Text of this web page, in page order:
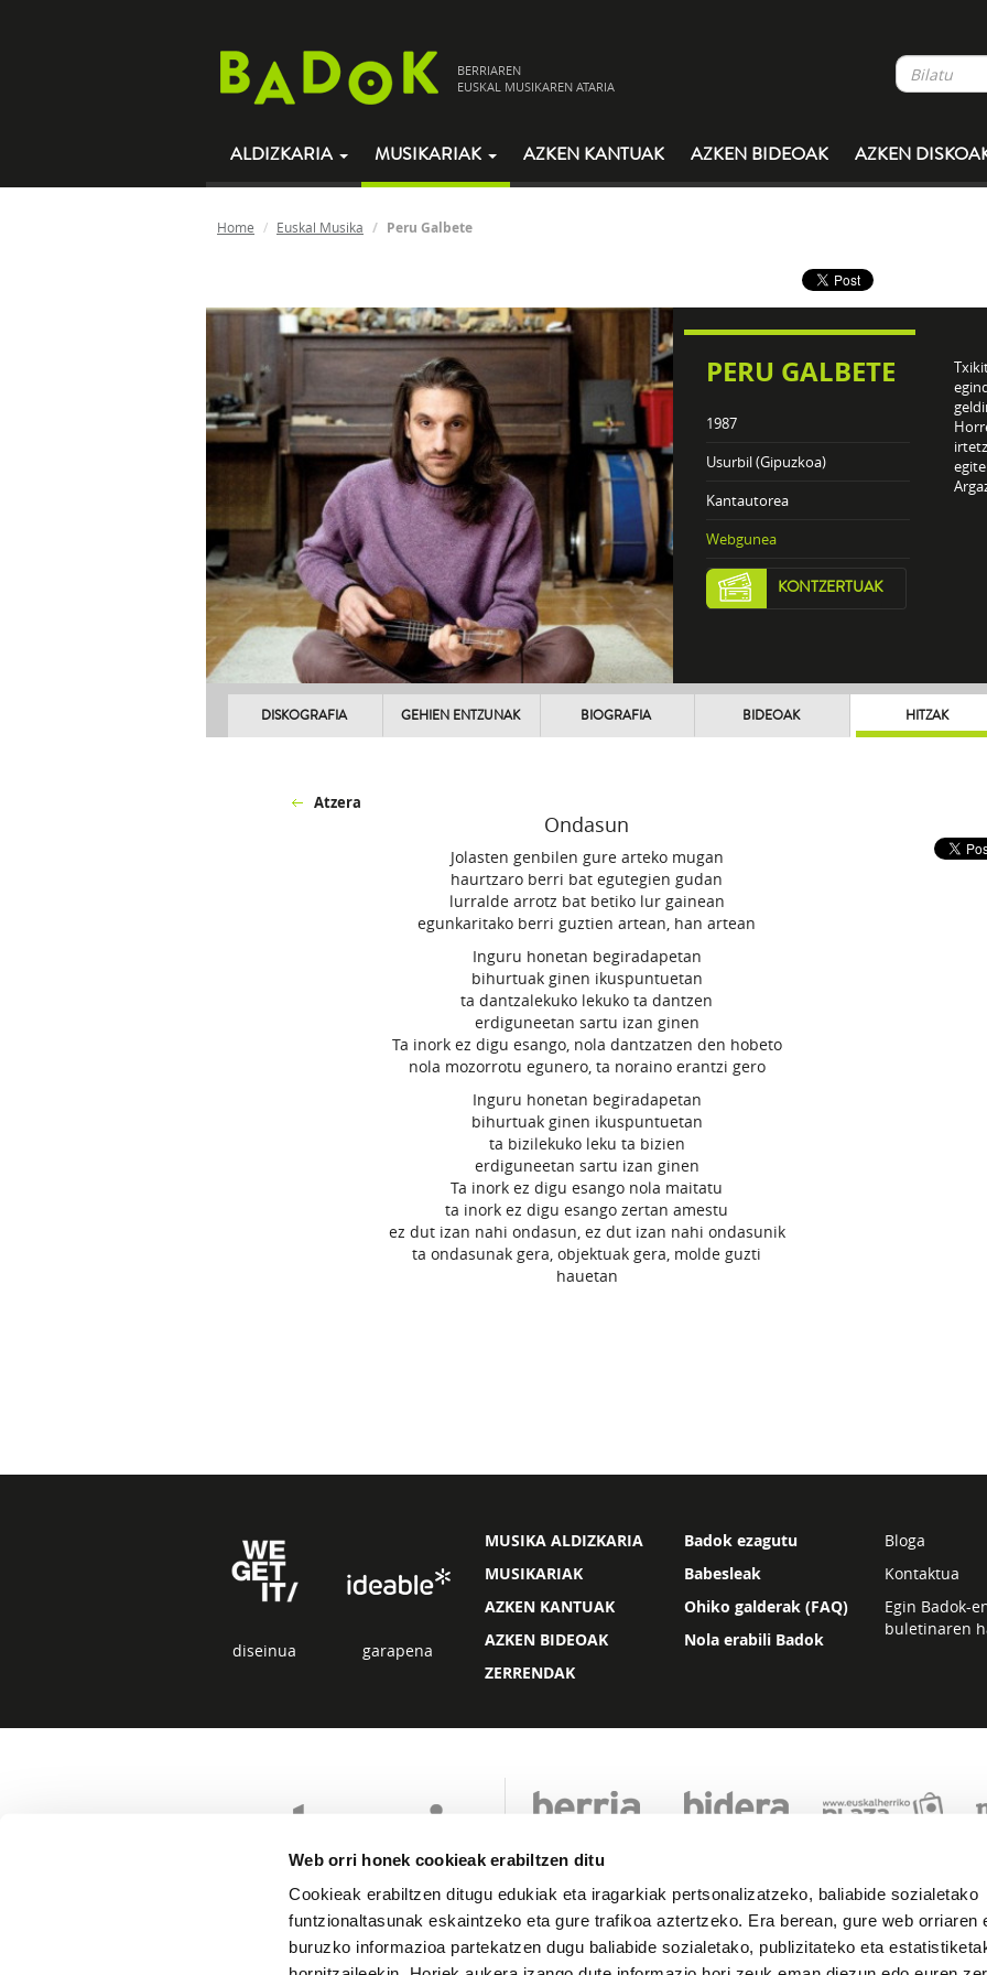
Web orri honek cookieak erabiltzen ditu
Cookieak erabiltzen ditugu edukiak eta iragarkiak pertsonalizatzeko, baliabide sozialetako
funtzionaltasunak eskaintzeko eta gure trafikoa aztertzeko. Era berean, gure web orriaren
buruzko informazioa partekatzen dugu baliabide sozialetako, publizitateko eta
BERRIAREN
EUSKAL MUSIKAREN ATARIA
ALDIZKARIA MUSIKARIAK AZKEN KANTUAK AZKEN BIDEOAK AZKEN
Home Euskal Musika Peru Galbete
PERU GALBETE
1987
Usurbil (Gipuzkoa)
Kantautorea
Webgunea
KONTZERTUAK
DISKOGRAFIA GEHIEN ENTZUNAK BIOGRAFIA BIDEOAK HITZAK
Atzera
Ondasun
Jolasten genbilen gure arteko mugan
haurtzaro berri bat egutegien gudan
lurralde arrotz bat betiko lur gainean
egunkaritako berri guztien artean, han artean
Inguru honetan begiradapetan
bihurtuak ginen ikuspuntuetan
ta dantzalekuko lekuko ta dantzen
erdiguneetan sartu izan ginen
Ta inork ez digu esango, nola dantzatzen den hobeto
nola mozorrotu egunero, ta noraino erantzi gero
Inguru honetan begiradapetan
bihurtuak ginen ikuspuntuetan
ta bizilekuko leku ta bizien
erdiguneetan sartu izan ginen
Ta inork ez digu esango nola maitatu
ta inork ez digu esango zertan amestu
ez dut izan nahi ondasun, ez dut izan nahi ondasunik
ta ondasunak gera, objektuak gera, molde guzti
hauetan
diseinua garapena
MUSIKA ALDIZKARIA
MUSIKARIAK
AZKEN KANTUAK
AZKEN BIDEOAK
ZERRENDAK
Badok ezagutu
Babesleak
Ohiko galderak (FAQ)
Nola erabili Badok
Bloga
Kontaktua
Egin Badok-
buletinaren